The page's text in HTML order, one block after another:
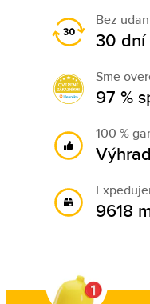
Bez
30 dní
Sme
97 %
100 %
9618